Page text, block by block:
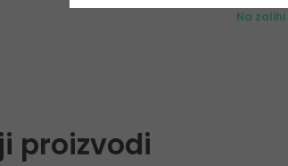
Na zalihi
proizvodi